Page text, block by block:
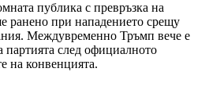
публика с превръзка на
ранено при нападението срещу
Междувременно Тръмп вече е
след официалното
на конвенцията.